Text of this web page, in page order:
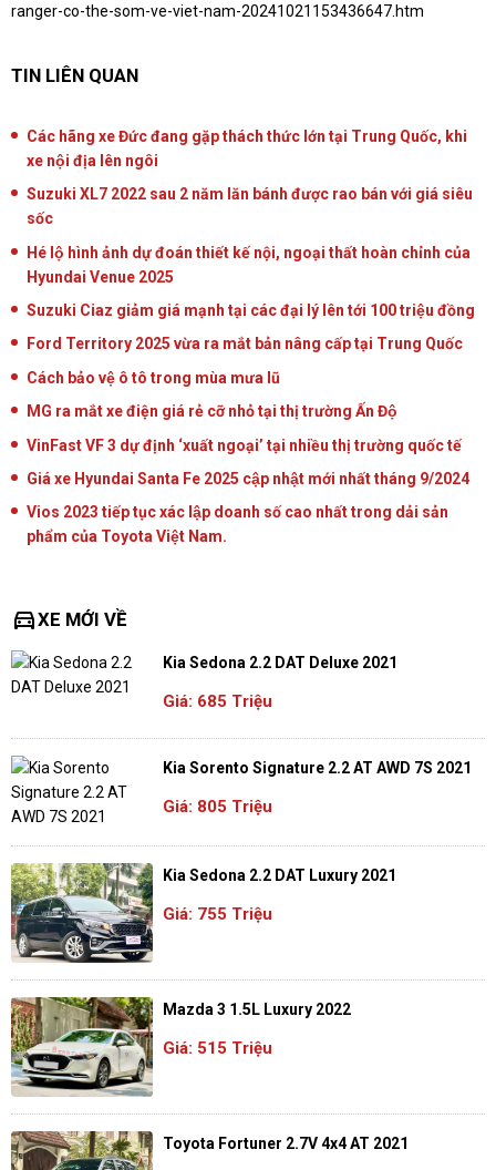
ranger-co-the-som-ve-viet-nam-20241021153436647.htm
TIN LIÊN QUAN
Các hãng xe Đức đang gặp thách thức lớn tại Trung Quốc, khi
xe nội địa lên ngôi
Suzuki XL7 2022 sau 2 năm lăn bánh được rao bán với giá siêu
sốc
Hé lộ hình ảnh dự đoán thiết kế nội, ngoại thất hoàn chỉnh của
Hyundai Venue 2025
Suzuki Ciaz giảm giá mạnh tại các đại lý lên tới 100 triệu đồng
Ford Territory 2025 vừa ra mắt bản nâng cấp tại Trung Quốc
Cách bảo vệ ô tô trong mùa mưa lũ
MG ra mắt xe điện giá rẻ cỡ nhỏ tại thị trường Ấn Độ
VinFast VF 3 dự định ‘xuất ngoại’ tại nhiều thị trường quốc tế
Giá xe Hyundai Santa Fe 2025 cập nhật mới nhất tháng 9/2024
Vios 2023 tiếp tục xác lập doanh số cao nhất trong dải sản
phẩm của Toyota Việt Nam.
directions_carXE MỚI VỀ
Kia Sedona 2.2 DAT Deluxe 2021
Giá: 685 Triệu
Kia Sorento Signature 2.2 AT AWD 7S 2021
Giá: 805 Triệu
Kia Sedona 2.2 DAT Luxury 2021
Giá: 755 Triệu
Mazda 3 1.5L Luxury 2022
Giá: 515 Triệu
Toyota Fortuner 2.7V 4x4 AT 2021